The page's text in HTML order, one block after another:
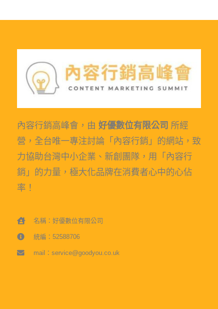
內容行銷高峰會，由 好優數位有限公司 所經
營，全台唯一專注討論「內容行銷」的網站，致
力協助台灣中小企業、新創團隊，用「內容行
銷」的力量，極大化品牌在消費者心中的心佔
率！
名稱：好優數位有限公司
統編：52588706
mail：service@goodyou.co.uk